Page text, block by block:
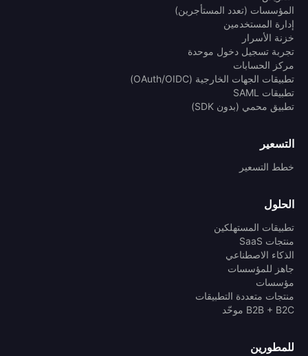
المؤسسات (تعدد المستأجرين)
إدارة المستخدمين
خزنة الأسرار
تجربة تسجيل دخول موحدة
مركز الحسابات
تطبيقات الجهات الخارجية (OAuth/OIDC)
تطبيقات SAML
تطبيق محمي (بدون SDK)
التسعير
خطط التسعير
الحلول
تطبيقات المستهلكين
منتجات SaaS
الذكاء الاصطناعي
جاهز للمؤسسات
مؤسسات
منتجات متعددة التطبيقات
B2B + B2C موحّد
للمطورين